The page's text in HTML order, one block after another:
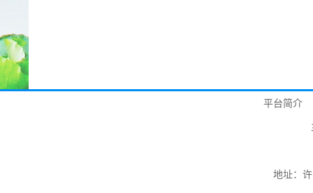
平台简介
地址：